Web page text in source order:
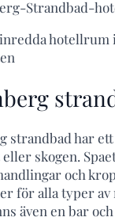
strandbad har
eller skogen.
och
för alla typer av
även en bar